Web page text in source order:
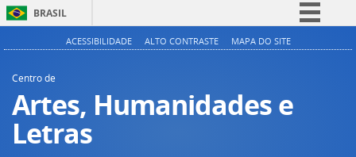
BRASIL
Simplifique!
Acesso à informação
ACESSIBILIDADE ALTO CONTRASTE MAPA DO SITE
Centro de
Artes, Humanidades e
Letras